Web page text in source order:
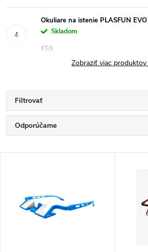
Okuliare na istenie PLASFUN
Skladom
€59
Zobraziť viac produktov
Filtrovať
R
a
Odporúčame
Abecedne